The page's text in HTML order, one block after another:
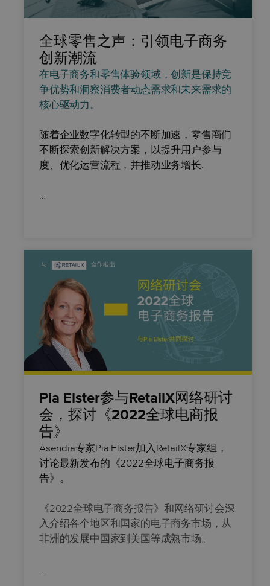
全球零售之声：引领电子商务
创新潮流
在电子商务和零售体验领域，创新是保持竞
争优势和洞察消费者动态需求和未来需求的
核心驱动力。
随着企业数字化转型的不断加速，零售商们
不断探索创新解决方案，以提升用户参与
度、优化运营流程，并推动业务增长.
…
Pia Elster参与RetailX网络研讨
会，探讨《2022全球电商报
告》
Asendia专家Pia Elster加入RetailX专家组，
讨论最新发布的《2022全球电子商务报
告》。
《2022全球电子商务报告》和网络研讨会深
入介绍各个地区和国家的电子商务市场，从
非洲的发展中国家到美国等成熟市场。
…